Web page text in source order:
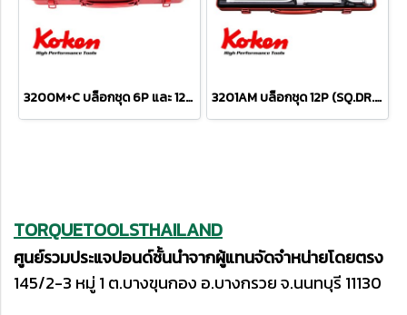
3200M+C บล็อกชุด 6P และ 12P (SQ.DR.3/8") Socket Set 3201AM บล็อกชุด 12P (SQ.DR.3/8") Socket Set
TORQUETOOLSTHAILAND
ศูนย์รวมประแจปอนด์ชั้นนำจากผู้แทนจัดจำหน่ายโดยตรง
145/2-3 หมู่ 1 ต.บางขุนกอง อ.บางกรวย จ.นนทบุรี 11130